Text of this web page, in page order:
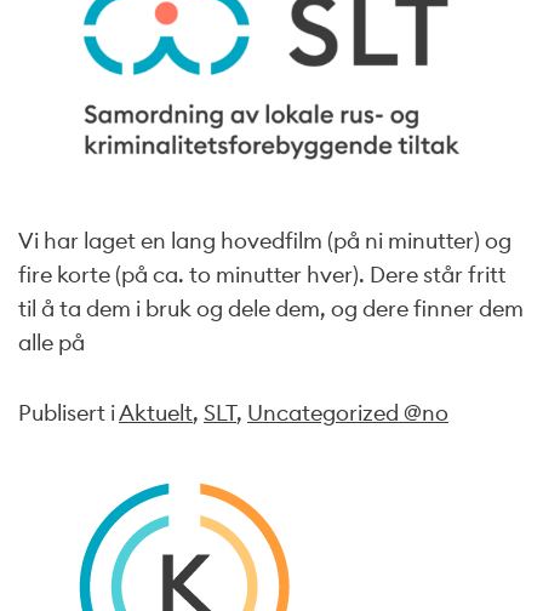
Vi har laget en lang hovedfilm (på ni minutter) og
fire korte (på ca. to minutter hver). Dere står fritt
til å ta dem i bruk og dele dem, og dere finner dem
alle på
Publisert iAktuelt, SLT, Uncategorized @no